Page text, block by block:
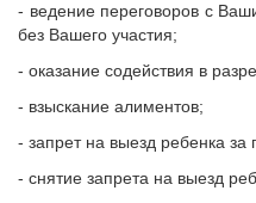
- ведение переговоров с
без Вашего участия;
- оказание содействия в
- взыскание алиментов;
- запрет на выезд ребенка за
- снятие запрета на выезд